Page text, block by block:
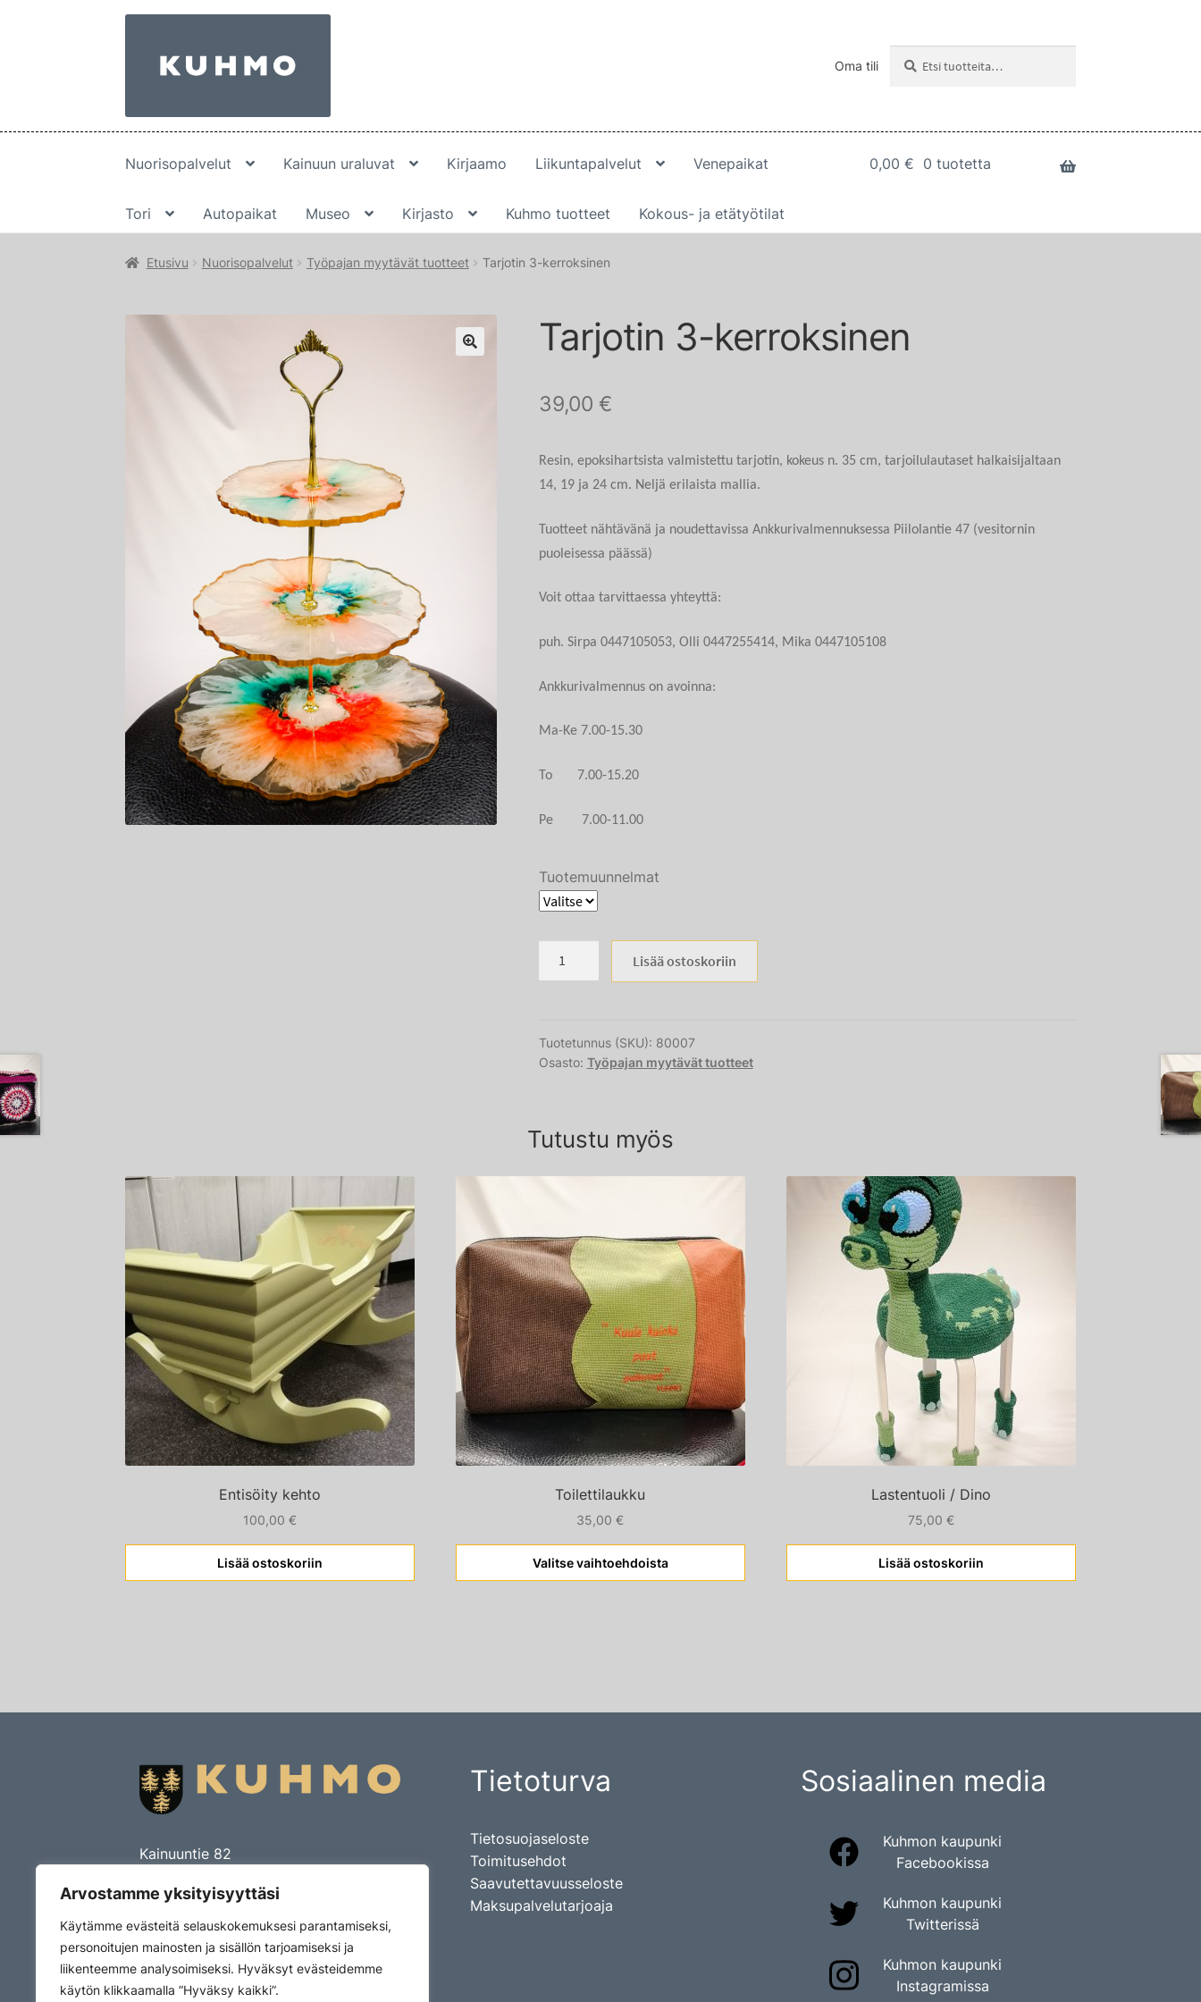
Arvostamme yksityisyyttäsi
Käytämme evästeitä selauskokemuksesi parantamiseksi,
personoitujen mainosten ja sisällön tarjoamiseksi ja
liikenteemme analysoimiseksi. Hyväksyt evästeidemme
käytön klikkaamalla ”Hyväksy kaikki”.
Oma tili
Nuorisopalvelut Kainuun uraluvat Kirjaamo Liikuntapalvelut Venepaikat
Tori Autopaikat Museo Kirjasto Kuhmo tuotteet Kokous- ja etätyötilat
0,00 € 0 tuotetta
Etusivu Nuorisopalvelut Työpajan myytävät tuotteet Tarjotin 3-kerroksinen
Tarjotin 3-kerroksinen
39,00 €
Resin, epoksihartsista valmistettu tarjotin, kokeus n. 35 cm, tarjoilulautaset halkaisijaltaan
14, 19 ja 24 cm. Neljä erilaista mallia.
Tuotteet nähtävänä ja noudettavissa Ankkurivalmennuksessa Piilolantie 47 (vesitornin
puoleisessa päässä)
Voit ottaa tarvittaessa yhteyttä:
puh. Sirpa 0447105053, Olli 0447255414, Mika 0447105108
Ankkurivalmennus on avoinna:
Ma-Ke 7.00-15.30
To 7.00-15.20
Pe 7.00-11.00
Tuotemuunnelmat
Lisää ostoskoriin
Tuotetunnus (SKU): 80007
Osasto: Työpajan myytävät tuotteet
Tutustu myös
Entisöity kehto
100,00 €
Lisää ostoskoriin
Toilettilaukku
35,00€
Valitse vaihtoehdoista
useampi
muunnelma.
Voit
tehdä
valinnat
tuotteen
sivulla.
Lastentuoli / Dino
75,00€
Lisää ostoskoriin
Kainuuntie 82
88901 Kuhmo
Puhelin (08) 615 5521
kirjaamo@kuhmo.fi
Y-tunnus 0186204-0
Tietoturva
Tietosuojaseloste
Toimitusehdot
Saavutettavuusseloste
Maksupalvelutarjoaja
Sosiaalinen media
Kuhmon kaupunki
Facebookissa
Kuhmon kaupunki
Twitterissä
Kuhmon kaupunki
Instagramissa